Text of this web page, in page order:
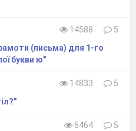
14588
5
(письма) для 1-го
букви ю"
14833
5
6464
5